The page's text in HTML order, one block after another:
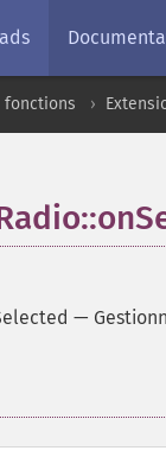
fonctions
—